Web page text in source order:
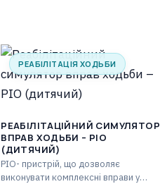
РЕАБІЛІТАЦІЯ ХОДЬБИ
РЕАБІЛІТАЦІЙНИЙ СИМУЛЯТОР
ВПРАВ ХОДЬБИ – PIO
(ДИТЯЧИЙ)
PIO- пристрій, що дозволяє
виконувати комплексні вправи у